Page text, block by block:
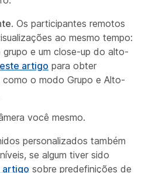
. Os participantes remotos
ao mesmo tempo:
grupo e um close-up do alto-
este artigo para obter
o modo Grupo e Alto-
você mesmo.
personalizados também
se algum tiver sido
artigo sobre predefinições de